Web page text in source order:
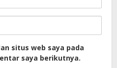
situs web saya pada
saya berikutnya.